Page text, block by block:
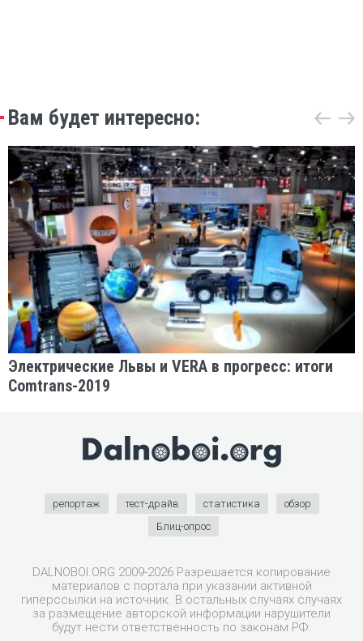
Вам будет интересно:
Электрические Львы и VERA в прогресс: итоги
Comtrans-2019
репортаж тест-драйв статистика
обзор
Блиц-опрос
DALNOBOI.ORG 2009-2026 Разрешается копирование
материалов с портала при указании активной
гиперссылки на источник. В остальных случаях случаях
за размещение авторской информации нарушители
будут нести ответственность по законам РФ.